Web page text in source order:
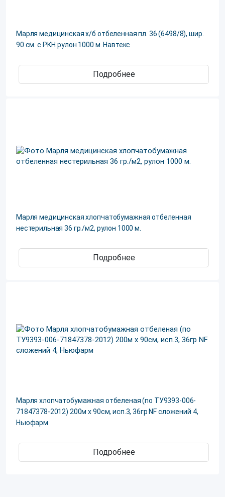
Марля медицинская х/б отбеленная пл. 36 (6498/8), шир.
90 см. с РКН рулон 1000 м. Навтекс
Подробнее
Марля медицинская хлопчатобумажная отбеленная
нестерильная 36 гр./м2, рулон 1000 м.
Подробнее
Марля хлопчатобумажная отбеленая (по ТУ9393-006-
71847378-2012) 200м х 90см, исп.3, 36гр NF сложений 4,
Ньюфарм
Подробнее